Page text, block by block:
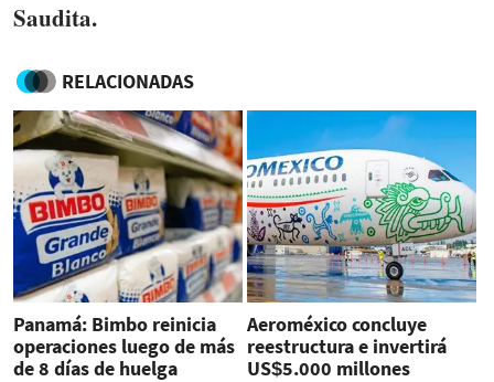
Saudita.
RELACIONADAS
Panamá: Bimbo reinicia
operaciones luego de más
de 8 días de huelga
Aeroméxico concluye
reestructura e invertirá
US$5.000 millones